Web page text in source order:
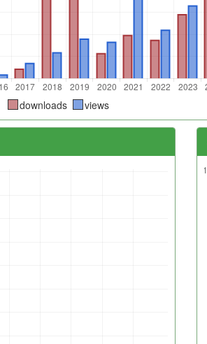
downloads views